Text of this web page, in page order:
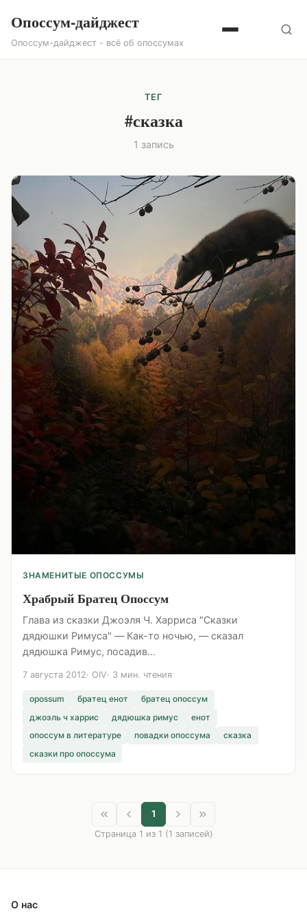
Опоссум-дайджест
Опоссум-дайджест - всё об опоссумах
ТЕГ
#сказка
1 запись
ЗНАМЕНИТЫЕ ОПОССУМЫ
Храбрый Братец Опоссум
Глава из сказки Джоэля Ч. Харриса "Сказки
дядюшки Римуса" — Как-то ночью, — сказал
дядюшка Римус, посадив...
7 августа 2012 OIV 3 мин. чтения
opossum братец енот
братец опоссум
джоэль ч харрис
дядюшка римус
енот
опоссум в литературе
повадки опоссума
сказка
сказки про опоссума
1
Страница 1 из 1 (1 записей)
О нас